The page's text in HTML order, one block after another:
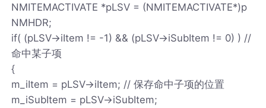
NMITEMACTIVATE *pLSV = (NMITEMACTIVATE*)p
NMHDR;
if( (pLSV->iItem != -1) && (pLSV->iSubItem != 0) ) //
命中某子项
{
m_iItem = pLSV->iItem; // 保存命中子项的位置
m_iSubItem = pLSV->iSubItem;